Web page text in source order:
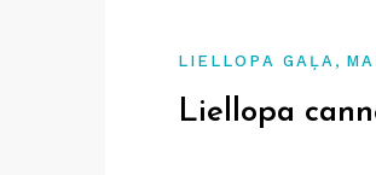
LIELLOPA GAĻA ,
Liellopa